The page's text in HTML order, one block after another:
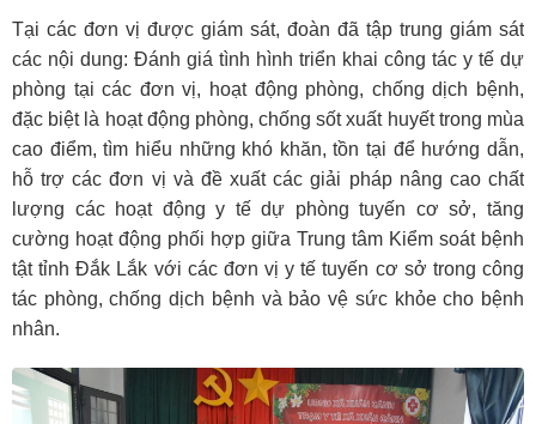
Tại các đơn vị được giám sát, đoàn đã tập trung giám sát
các nội dung: Đánh giá tình hình triển khai công tác y tế dự
phòng tại các đơn vị, hoạt động phòng, chống dịch bệnh,
đặc biệt là hoạt động phòng, chống sốt xuất huyết trong mùa
cao điểm, tìm hiểu những khó khăn, tồn tại để hướng dẫn,
hỗ trợ các đơn vị và đề xuất các giải pháp nâng cao chất
lượng các hoạt động y tế dự phòng tuyến cơ sở, tăng
cường hoạt động phối hợp giữa Trung tâm Kiểm soát bệnh
tật tỉnh Đắk Lắk với các đơn vị y tế tuyến cơ sở trong công
tác phòng, chống dịch bệnh và bảo vệ sức khỏe cho bệnh
nhân.